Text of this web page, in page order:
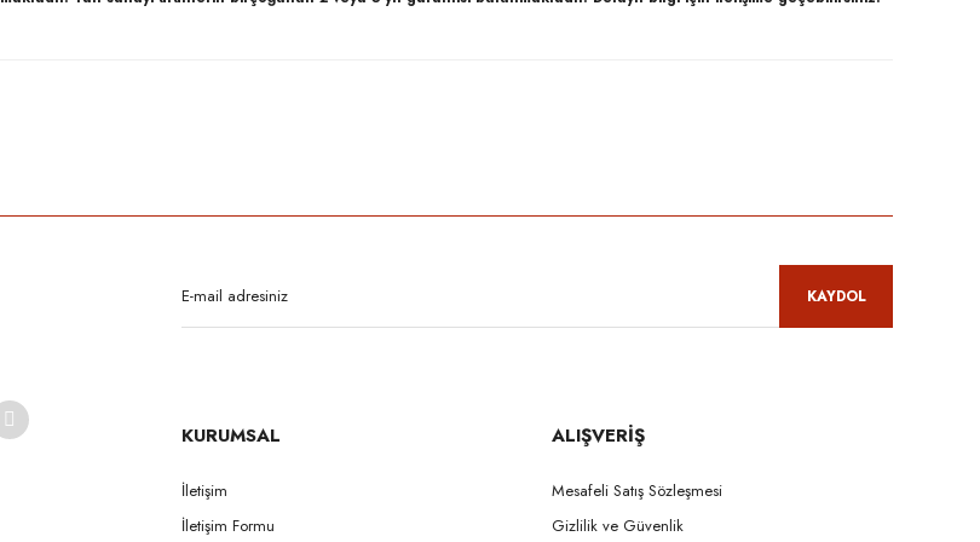
KAYDOL
KURUMSAL
İletişim
İletişim Formu
ALIŞVERİŞ
Mesafeli Satış Sözleşmesi
Gizlilik ve Güvenlik